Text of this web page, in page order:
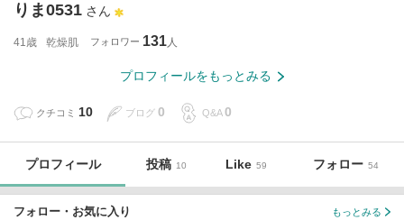
りま0531 さん
41歳 乾燥肌 フォロワー 131
プロフィールをもっとみる
クチコミ 10 ブログ 0 Q&A 0
プロフィール 投稿 10 Like 59 フォロー 54
フォロー・お気に入り もっとみる